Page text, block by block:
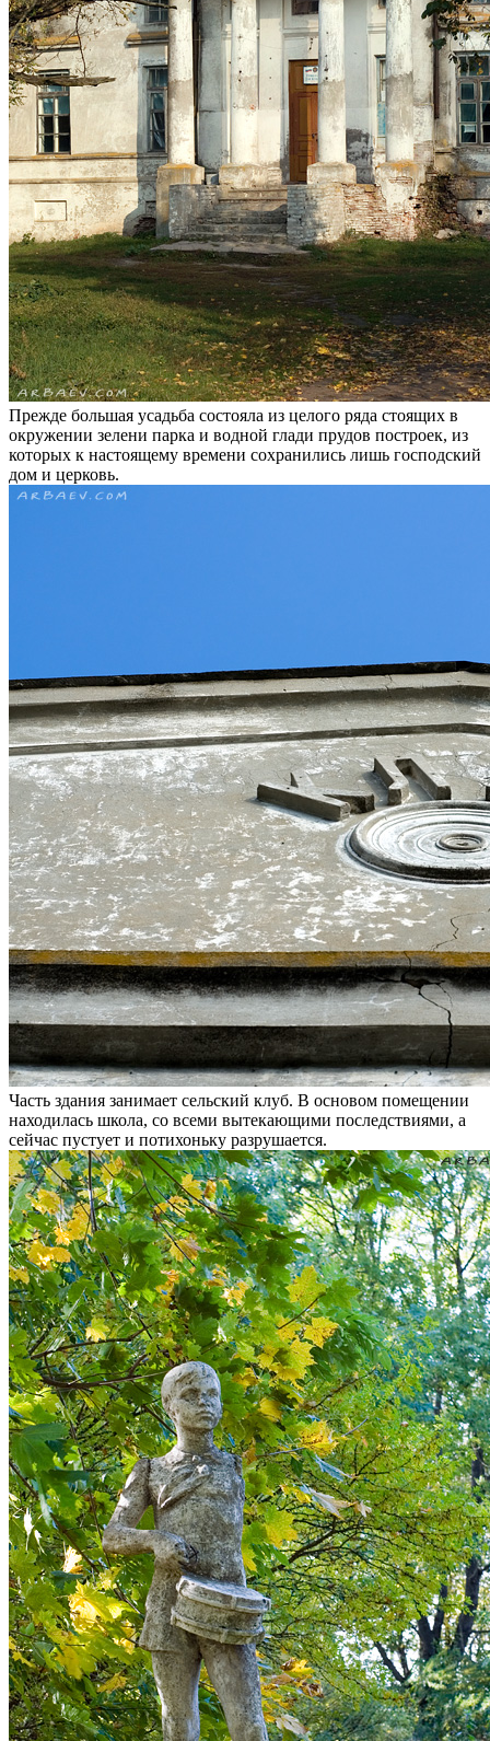
Прежде большая усадьба состояла из целого ряда стоящих в
окружении зелени парка и водной глади прудов построек, из
которых к настоящему времени сохранились лишь господский
дом и церковь.
Часть здания занимает сельский клуб. В основом помещении
находилась школа, со всеми вытекающими последствиями, а
сейчас пустует и потихоньку разрушается.